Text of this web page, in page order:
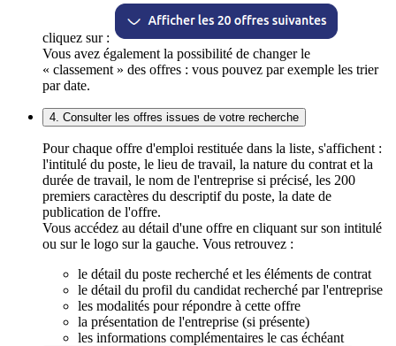
cliquez sur :
Vous avez également la possibilité de changer le
« classement » des offres : vous pouvez par exemple les trier
par date.
4. Consulter les offres issues de votre recherche
Pour chaque offre d'emploi restituée dans la liste, s'affichent :
l'intitulé du poste, le lieu de travail, la nature du contrat et la
durée de travail, le nom de l'entreprise si précisé, les 200
premiers caractères du descriptif du poste, la date de
publication de l'offre.
Vous accédez au détail d'une offre en cliquant sur son intitulé
ou sur le logo sur la gauche. Vous retrouvez :
le détail du poste recherché et les éléments de contrat
le détail du profil du candidat recherché par l'entreprise
les modalités pour répondre à cette offre
la présentation de l'entreprise (si présente)
les informations complémentaires le cas échéant